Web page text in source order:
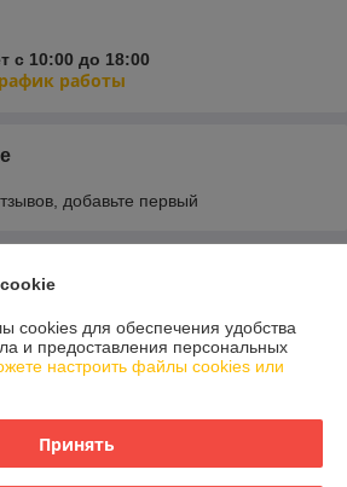
с 10:00 до 18:00
работы
добавьте первый
cookies для обеспечения удобства
и предоставления персональных
настроить файлы cookies или
Принять